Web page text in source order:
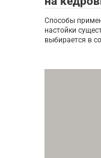
Способы
настойки
выбирается в